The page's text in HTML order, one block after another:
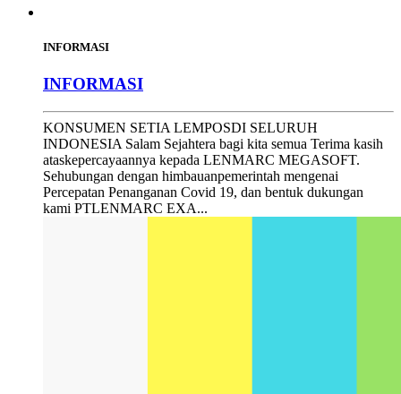
INFORMASI
INFORMASI
KONSUMEN SETIA LEMPOSDI SELURUH
INDONESIA Salam Sejahtera bagi kita semua Terima kasih
ataskepercayaannya kepada LENMARC MEGASOFT.
Sehubungan dengan himbauanpemerintah mengenai
Percepatan Penanganan Covid 19, dan bentuk dukungan
kami PTLENMARC EXA...